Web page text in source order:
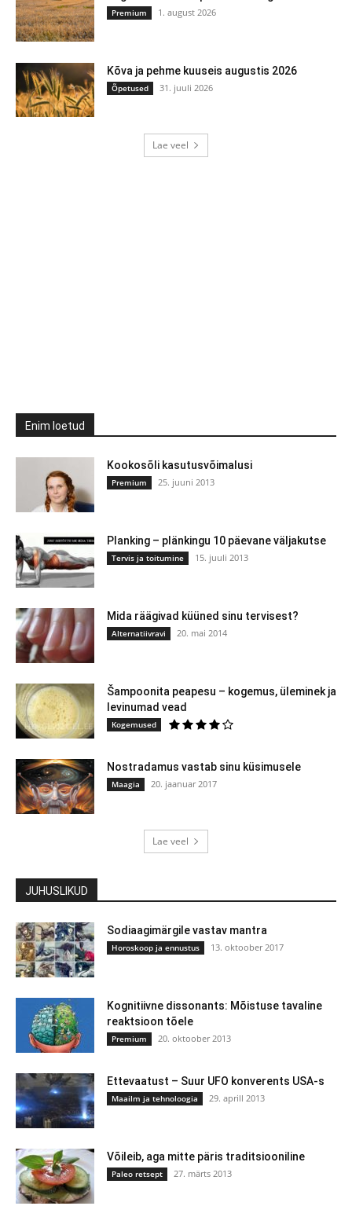
Premium 1. august 2026
Kõva ja pehme kuuseis augustis 2026
Õpetused 31. juuli 2026
Lae veel
Enim loetud
Kookosõli kasutusvõimalusi
Premium 25. juuni 2013
Planking – plänkingu 10 päevane väljakutse
Tervis ja toitumine 15. juuli 2013
Mida räägivad küüned sinu tervisest?
Alternatiivravi 20. mai 2014
Šampoonita peapesu – kogemus, üleminek ja
levinumad vead
Kogemused
Nostradamus vastab sinu küsimusele
Maagia 20. jaanuar 2017
Lae veel
JUHUSLIKUD
Sodiaagimärgile vastav mantra
Horoskoop ja ennustus 13. oktoober 2017
Kognitiivne dissonants: Mõistuse tavaline
reaktsioon tõele
Premium 20. oktoober 2013
Ettevaatust – Suur UFO konverents USA-s
Maailm ja tehnoloogia 29. aprill 2013
Võileib, aga mitte päris traditsiooniline
Paleo retsept 27. märts 2013